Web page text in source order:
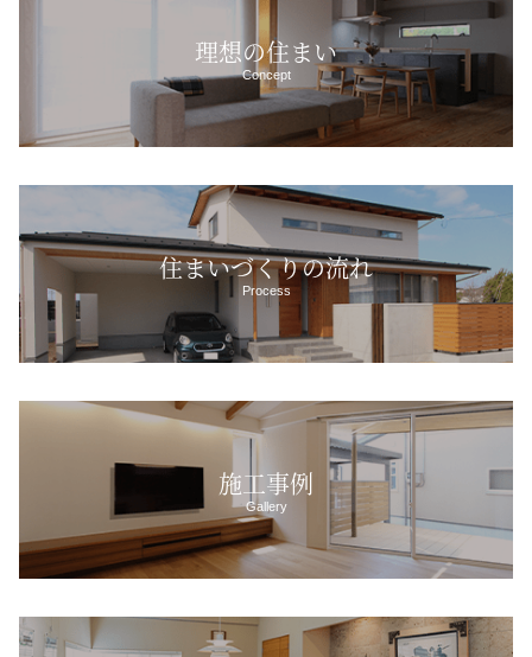
理想の住まい
Concept
住まいづくりの流れ
Process
施工事例
Gallery